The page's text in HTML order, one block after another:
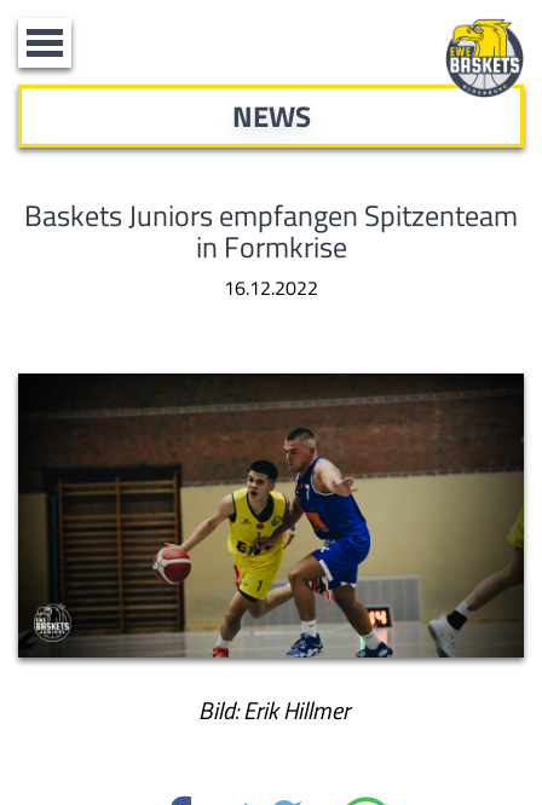
Toggle
navigation
NEWS
Baskets Juniors empfangen Spitzenteam
in Formkrise
16.12.2022
Bild: Erik Hillmer